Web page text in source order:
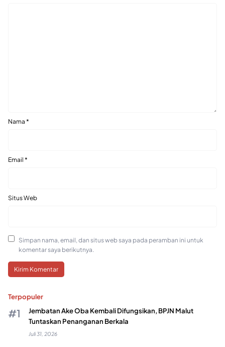
Nama *
Email *
Situs Web
Simpan nama, email, dan situs web saya pada peramban ini untuk
komentar saya berikutnya.
Terpopuler
Jembatan Ake Oba Kembali Difungsikan, BPJN Malut
Tuntaskan Penanganan Berkala
Juli 31, 2026